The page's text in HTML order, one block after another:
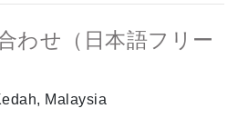
わせ（日本語フリー
Malaysia